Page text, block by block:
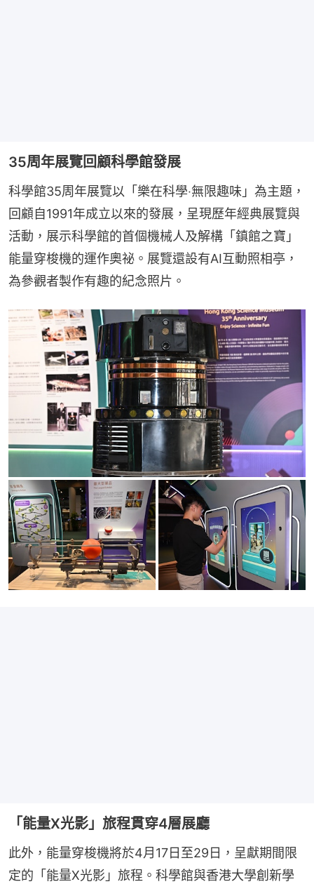
35周年展覽回顧科學館發展
科學館35周年展覽以「樂在科學‧無限趣味」為主題，
回顧自1991年成立以來的發展，呈現歷年經典展覽與
活動，展示科學館的首個機械人及解構「鎮館之寶」
能量穿梭機的運作奧祕。展覽還設有AI互動照相亭，
為參觀者製作有趣的紀念照片。
「能量X光影」旅程貫穿4層展廳
此外，能量穿梭機將於4月17日至29日，呈獻期間限
定的「能量X光影」旅程。科學館與香港大學創新學